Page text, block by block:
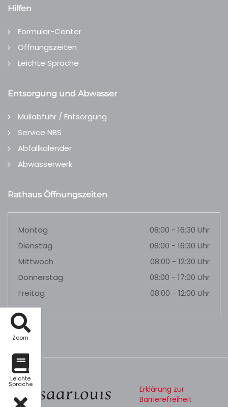
Zoom
Leichte
Sprache
Hilfen
Formular-Center
Öffnungszeiten
Leichte Sprache
Entsorgung und Abwasser
Müllabfuhr / Entsorgung
Service NBS
Abfallkalender
Abwasserwerk
Rathaus Öffnungszeiten
Montag
08:00 - 16:30 Uhr
Dienstag
08:00 - 16:30 Uhr
Mittwoch
08:00 - 12:30 Uhr
Donnerstag
08:00 - 17:00 Uhr
Freitag
08:00 - 12:00 Uhr
Erklärung zur
Barrierefreiheit